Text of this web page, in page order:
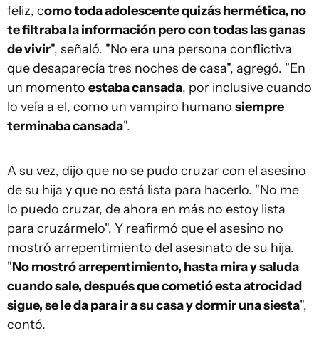
feliz, como toda adolescente quizás hermética, no
te filtraba la información pero con todas las ganas
de vivir", señaló. "No era una persona conflictiva
que desaparecía tres noches de casa", agregó. "En
un momento estaba cansada, por inclusive cuando
lo veía a el, como un vampiro humano siempre
terminaba cansada".
A su vez, dijo que no se pudo cruzar con el asesino
de su hija y que no está lista para hacerlo. "No me
lo puedo cruzar, de ahora en más no estoy lista
para cruzármelo". Y reafirmó que el asesino no
mostró arrepentimiento del asesinato de su hija.
"No mostró arrepentimiento, hasta mira y saluda
cuando sale, después que cometió esta atrocidad
sigue, se le da para ir a su casa y dormir una siesta",
contó.